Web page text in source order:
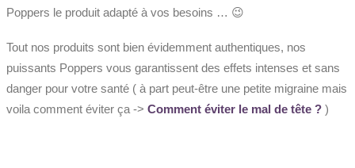
Poppers le produit adapté à vos besoins … 😉
Tout nos produits sont bien évidemment authentiques, nos
puissants Poppers vous garantissent des effets intenses et sans
danger pour votre santé ( à part peut-être une petite migraine mais
voila comment éviter ça -> Comment éviter le mal de tête ? )